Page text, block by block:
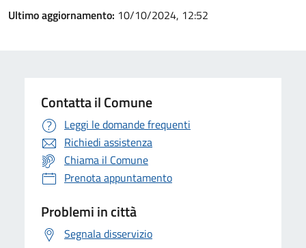
Ultimo aggiornamento: 10/10/2024, 12:52
Contatta il Comune
Leggi le domande frequenti
Richiedi assistenza
Chiama il Comune
Prenota appuntamento
Problemi in città
Segnala disservizio